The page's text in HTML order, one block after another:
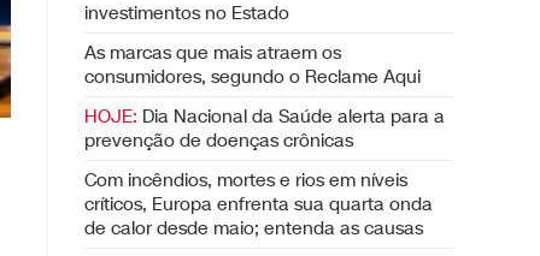
investimentos no Estado
As marcas que mais atraem os
consumidores, segundo o Reclame Aqui
HOJE: Dia Nacional da Saúde alerta para a
prevenção de doenças crônicas
Com incêndios, mortes e rios em níveis
críticos, Europa enfrenta sua quarta onda
de calor desde maio; entenda as causas